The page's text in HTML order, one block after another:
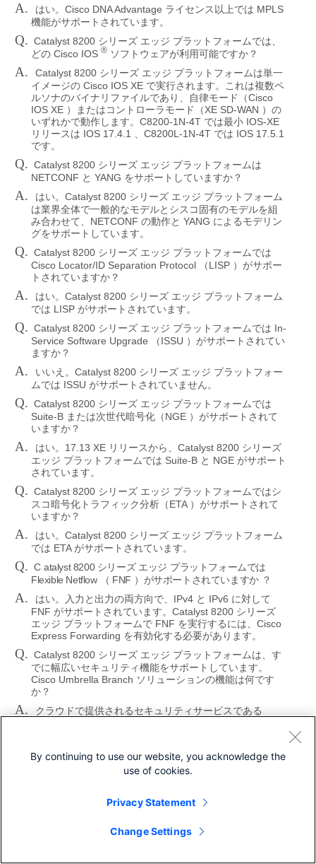
シスコに問い合わせ
A. はい。 Cisco DNA Advantage ライセンス以上では MPLS
機能がサポートされています。
Q. Catalyst 8200 シリーズ エッジ プラットフォームでは、
どの Cisco IOS ® ソフトウェアが利用可能ですか？
A. Catalyst 8200 シリーズ エッジ プラットフォームは単一
イメージの Cisco IOS XE で実行されます。これは複数ペ
ルソナのバイナリファイルであり、自律モード（Cisco
IOS XE ）またはコントローラモード（ XE SD-WAN ）の
いずれかで動作します。 C8200-1N-4T では最小 IOS-XE
リリースは IOS 17.4.1 、 C8200L-1N-4T では IOS 17.5.1
です。
Q. Catalyst 8200 シリーズ エッジ プラットフォームは
NETCONF と YANG をサポートしていますか？
A. はい。 Catalyst 8200 シリーズ エッジ プラットフォーム
は業界全体で一般的なモデルとシスコ固有のモデルを組
み合わせて、 NETCONF の動作と YANG によるモデリン
グをサポートしています。
Q. Catalyst 8200 シリーズ エッジ プラットフォームでは
Cisco Locator/ID Separation Protocol （ LISP ）がサポー
トされていますか？
A. はい。 Catalyst 8200 シリーズ エッジ プラットフォーム
では LISP がサポートされています。
Q. Catalyst 8200 シリーズ エッジ プラットフォームでは In-
Service Software Upgrade
（ ISSU ）がサポートされてい
ますか？
A. いいえ。 Catalyst 8200 シリーズ エッジ プラットフォー
ムでは ISSU がサポートされていません。
Q. Catalyst 8200 シリーズ エッジ プラットフォームでは
Suite-B または次世代暗号化（ NGE ）がサポートされて
いますか？
A. はい。 17.13 XE リリースから、 Catalyst 8200 シリーズ
エッジ プラットフォームでは Suite-B と NGE がサポート
されています。
Q. Catalyst 8200 シリーズ エッジ プラットフォームではシ
スコ暗号化トラフィック分析（ ETA ）がサポートされて
いますか？
A. はい。 Catalyst 8200 シリーズ エッジ プラットフォーム
では ETA がサポートされています。
Q. C atalyst 8200 シリーズ エッジ プラットフォームでは
Flexible Netflow （ FNF ）がサポートされていますか ？
A. はい。入力と出力の両方向で、 IPv4 と IPv6 に対して
FNF がサポートされています。 Catalyst 8200 シリーズ
エッジ プラットフォームで FNF を実行するには、 Cisco
Express Forwarding を有効化する必要があります。
Q. Catalyst 8200 シリーズ エッジ プラットフォームは、す
でに幅広いセキュリティ機能をサポートしています。
Cisco Umbrella Branch ソリューションの機能は何です
か？
A. クラウドで提供されるセキュリティサービスである
8200シリーズ エッジ プラットフォームの既存のセキュ
リティサービスを補強します。Cisco Umbrella Branch
ィリスクを含む不適切なコンテンツや既知の悪意のある
サイトにアクセスすることを防ぎます。ゲストと従業員
By continuing to use our website, you acknowledge the
use of cookies.
Privacy Statement
Change Settings